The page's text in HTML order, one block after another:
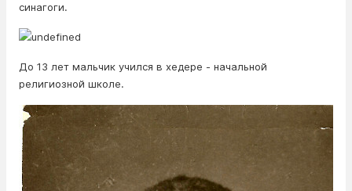
синагоги.
До 13 лет мальчик учился в хедере - начальной
религиозной школе.